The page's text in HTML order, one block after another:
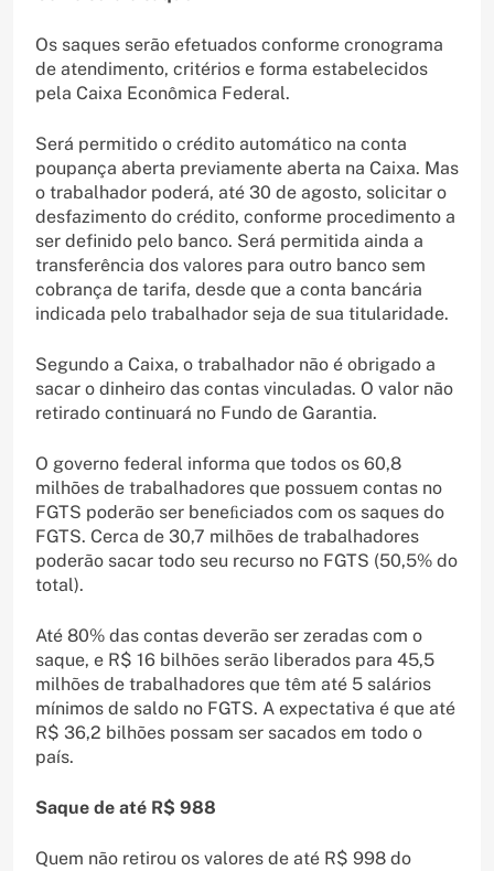
Os saques serão efetuados conforme cronograma
de atendimento, critérios e forma estabelecidos
pela Caixa Econômica Federal.
Será permitido o crédito automático na conta
poupança aberta previamente aberta na Caixa. Mas
o trabalhador poderá, até 30 de agosto, solicitar o
desfazimento do crédito, conforme procedimento a
ser definido pelo banco. Será permitida ainda a
transferência dos valores para outro banco sem
cobrança de tarifa, desde que a conta bancária
indicada pelo trabalhador seja de sua titularidade.
Segundo a Caixa, o trabalhador não é obrigado a
sacar o dinheiro das contas vinculadas. O valor não
retirado continuará no Fundo de Garantia.
O governo federal informa que todos os 60,8
milhões de trabalhadores que possuem contas no
FGTS poderão ser beneﬁciados com os saques do
FGTS. Cerca de 30,7 milhões de trabalhadores
poderão sacar todo seu recurso no FGTS (50,5% do
total).
Até 80% das contas deverão ser zeradas com o
saque, e R$ 16 bilhões serão liberados para 45,5
milhões de trabalhadores que têm até 5 salários
mínimos de saldo no FGTS. A expectativa é que até
R$ 36,2 bilhões possam ser sacados em todo o
país.
Saque de até R$ 988
Quem não retirou os valores de até R$ 998 do